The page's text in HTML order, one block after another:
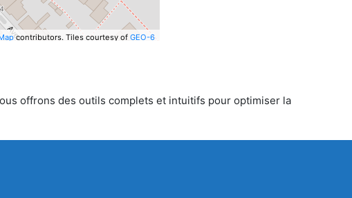
contributors. Tiles courtesy of GEO-6
offrons des outils complets et intuitifs pour optimiser la